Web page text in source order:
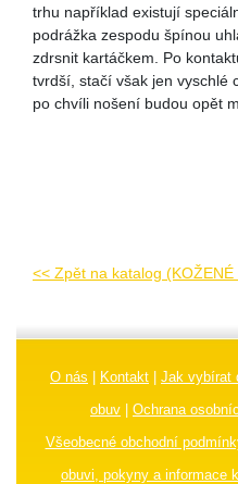
trhu například existují
podrážka zespodu špínou
zdrsnit kartáčkem. Po
tvrdší, stačí však jen vyschlé
po chvíli nošení budou opět
<< Zpět na katalog (KOŽENÉ
O nás Kontakt Jak vybírat
obuv
Ochrana
Všeobecné obchodní
obuvi, pokyny a informace